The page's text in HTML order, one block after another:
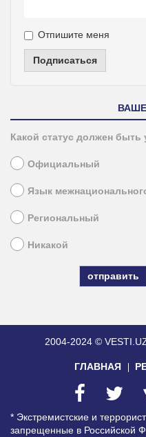
Отпишите меня
Подписаться
Какой статус должен быть
Официальный
Язык
Региональный
Никакой
2004-2024 ©
ГЛАВНАЯ
* Экстремистские и
запрещенные в Российской